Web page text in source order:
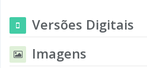
Versões Digitais
Imagens